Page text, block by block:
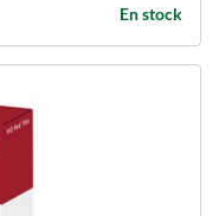
En stock